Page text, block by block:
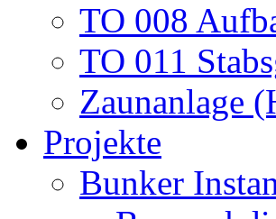
TO 008
TO 011
Zaunanlage
Projekte
Bunker